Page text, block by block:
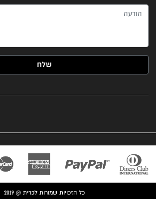
כל הזכויות שמורות לכרית @ 2019